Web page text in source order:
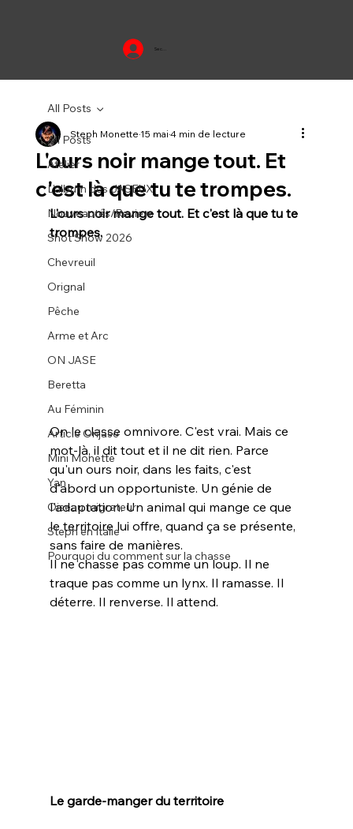
Se connecter
All Posts
Atelier
L'album des JASEUX
Nouveautés/Review
Shot Show 2026
Chevreuil
Orignal
Pêche
Arme et Arc
ON JASE
Beretta
Au Féminin
Article Onjase
Mini Monette
Yan
Oiseau migrateur
Steph en Italie
Pourquoi du comment sur la chasse
All Posts
L'ours noir mange tout. Et
c'est là que tu te trompes.
Steph Monette15 mai4 min de lecture
L'ours noir mange tout. Et c'est là que tu te
trompes.
On le classe omnivore. C'est vrai. Mais ce
mot-là, il dit tout et il ne dit rien. Parce
qu'un ours noir, dans les faits, c'est
d'abord un opportuniste. Un génie de
l'adaptation. Un animal qui mange ce que
le territoire lui offre, quand ça se présente,
sans faire de manières.
Il ne chasse pas comme un loup. Il ne
traque pas comme un lynx. Il ramasse. Il
déterre. Il renverse. Il attend.
Le garde-manger du territoire